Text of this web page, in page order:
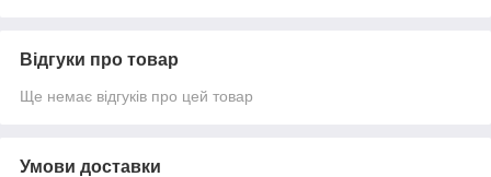
Відгуки про товар
Ще немає відгуків про цей товар
Умови доставки